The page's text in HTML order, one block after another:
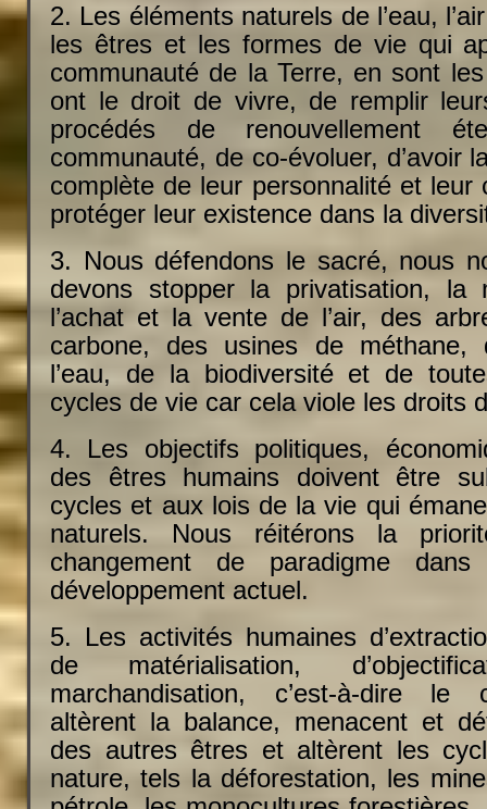
2. Les éléments naturels de l’eau,
les êtres et les formes de vie qui
communauté de la Terre, en sont
ont le droit de vivre, de remplir
procédés de renouvellement
communauté, de co-évoluer, d’avoir
complète de leur personnalité et leur
protéger leur existence dans la
3. Nous défendons le sacré, nous
devons stopper la privatisation, la
l’achat et la vente de l’air, des
carbone, des usines de méthane,
l’eau, de la biodiversité et de
cycles de vie car cela viole les droits
4. Les objectifs politiques,
des êtres humains doivent être
cycles et aux lois de la vie qui
naturels. Nous réitérons la
changement de paradigme
développement actuel.
5. Les activités humaines
de matérialisation,
marchandisation, c’est-à-dire le
altèrent la balance, menacent et
des autres êtres et altèrent les
nature, tels la déforestation, les